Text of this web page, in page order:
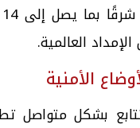
العالمية.
الأمنية
بشكل متواصل